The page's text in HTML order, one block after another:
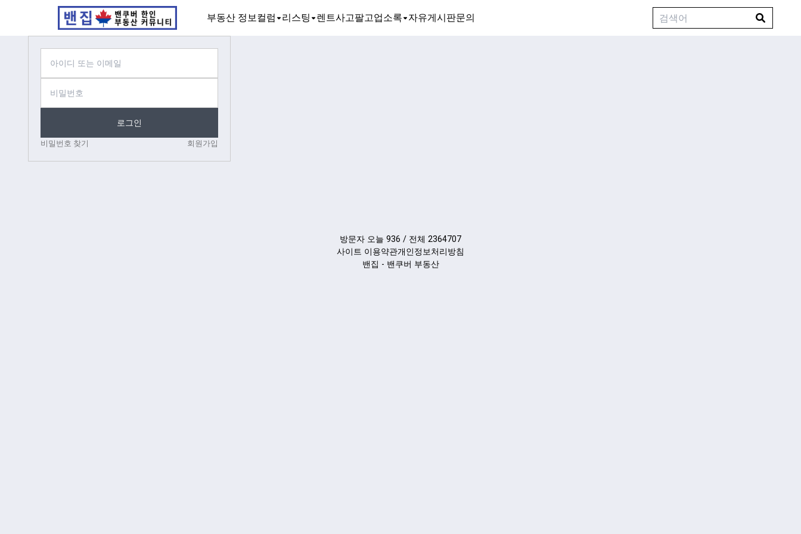
부동산 정보컬럼 리스팅 렌트사고팔고업소록 자유게시판문의
로그인
비밀번호 찾기 회원가입
방문자 오늘 936 / 전체 2364707
사이트 이용약관개인정보처리방침
밴집 - 밴쿠버 부동산